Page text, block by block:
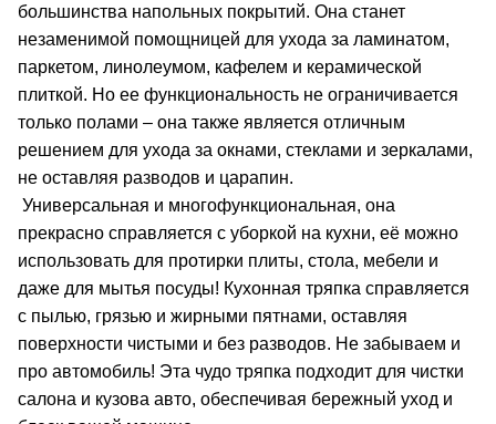
большинства напольных покрытий. Она станет
незаменимой помощницей для ухода за ламинатом,
паркетом, линолеумом, кафелем и керамической
плиткой. Но ее функциональность не ограничивается
только полами – она также является отличным
решением для ухода за окнами, стеклами и зеркалами,
не оставляя разводов и царапин.
Универсальная и многофункциональная, она
прекрасно справляется с уборкой на кухни, её можно
использовать для протирки плиты, стола, мебели и
даже для мытья посуды! Кухонная тряпка справляется
с пылью, грязью и жирными пятнами, оставляя
поверхности чистыми и без разводов. Не забываем и
про автомобиль! Эта чудо тряпка подходит для чистки
салона и кузова авто, обеспечивая бережный уход и